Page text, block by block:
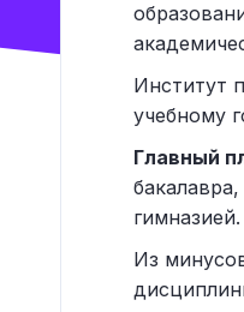
Институт
учебному
Главный
гимназией.
Из